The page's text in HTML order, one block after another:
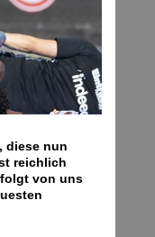
diese nun
reichlich
von uns